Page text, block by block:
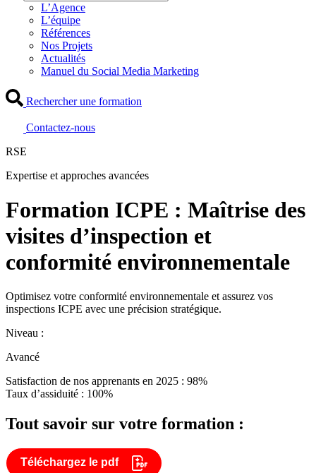
L’Agence
L’équipe
Références
Nos Projets
Actualités
Manuel du Social Media Marketing
Rechercher une formation
Contactez-nous
RSE
Expertise et approches avancées
Formation ICPE : Maîtrise des
visites d’inspection et
conformité environnementale
Optimisez votre conformité environnementale et assurez vos
inspections ICPE avec une précision stratégique.
Niveau :
Avancé
Satisfaction de nos apprenants en 2025 : 98%
Taux d’assiduité : 100%
Tout savoir sur votre formation :
Téléchargez le pdf